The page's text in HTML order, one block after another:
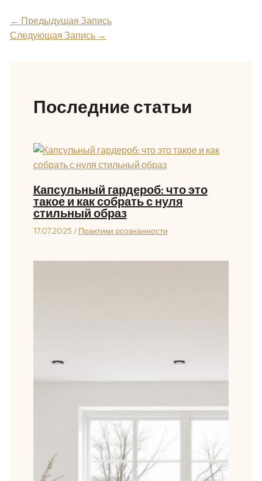
← Предыдущая Запись
Следующая Запись →
Последние статьи
Капсульный гардероб: что это
такое и как собрать с нуля
стильный образ
17.07.2025 / Практики осознанности